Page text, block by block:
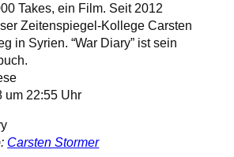
Takes, ein Film. Seit 2012
Zeitenspiegel-Kollege Carsten
in Syrien. “War Diary” ist sein
um 22:55 Uhr
Carsten Stormer